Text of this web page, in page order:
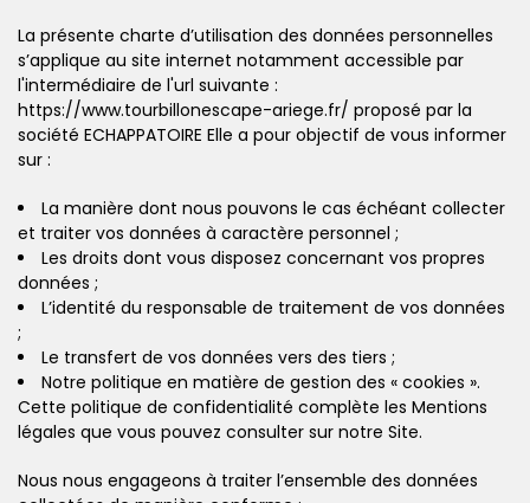
La présente charte d’utilisation des données personnelles
s’applique au site internet notamment accessible par
l'intermédiaire de l'url suivante :
https://www.tourbillonescape-ariege.fr/ proposé par la
société ECHAPPATOIRE Elle a pour objectif de vous informer
sur :
La manière dont nous pouvons le cas échéant collecter
et traiter vos données à caractère personnel ;
Les droits dont vous disposez concernant vos propres
données ;
L’identité du responsable de traitement de vos données
;
Le transfert de vos données vers des tiers ;
Notre politique en matière de gestion des « cookies ».
Cette politique de confidentialité complète les Mentions
légales que vous pouvez consulter sur notre Site.
Nous nous engageons à traiter l’ensemble des données